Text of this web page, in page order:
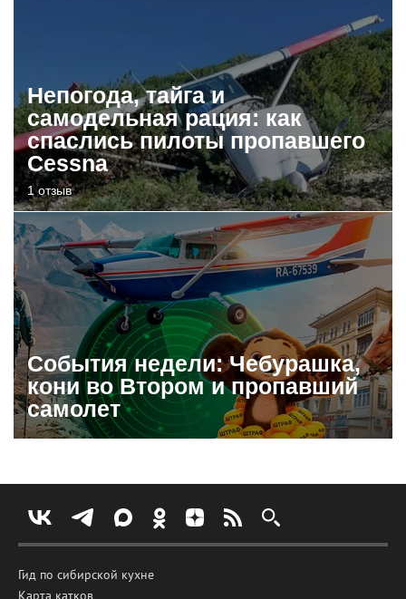
Непогода, тайга и
самодельная рация: как
спаслись пилоты пропавшего
Cessna
1 отзыв
События недели: Чебурашка,
кони во Втором и пропавший
самолет
Гид по сибирской кухне
Карта катков